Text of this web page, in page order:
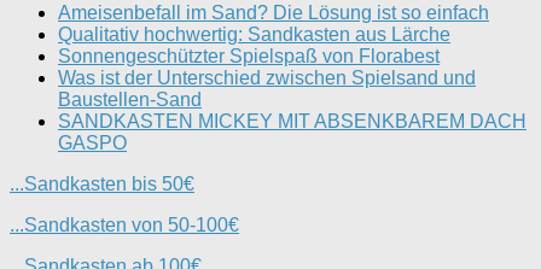
Ameisenbefall im Sand? Die Lösung ist so einfach
Qualitativ hochwertig: Sandkasten aus Lärche
Sonnengeschützter Spielspaß von Florabest
Was ist der Unterschied zwischen Spielsand und
Baustellen-Sand
SANDKASTEN MICKEY MIT ABSENKBAREM DACH
GASPO
...Sandkasten bis 50€
...Sandkasten von 50-100€